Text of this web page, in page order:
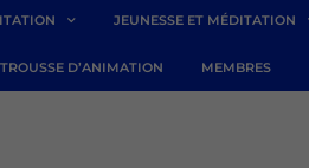
JEUNESSE ET MÉDITATION
TROUSSE D’ANIMATION MEMBRES